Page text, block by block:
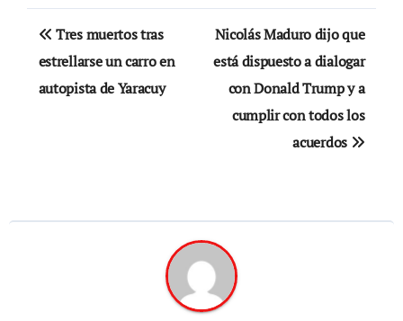
Navegación
de
entradas
Tres muertos tras
estrellarse un carro en
autopista de Yaracuy
Nicolás Maduro dijo que
está dispuesto a dialogar
con Donald Trump y a
cumplir con todos los
acuerdos